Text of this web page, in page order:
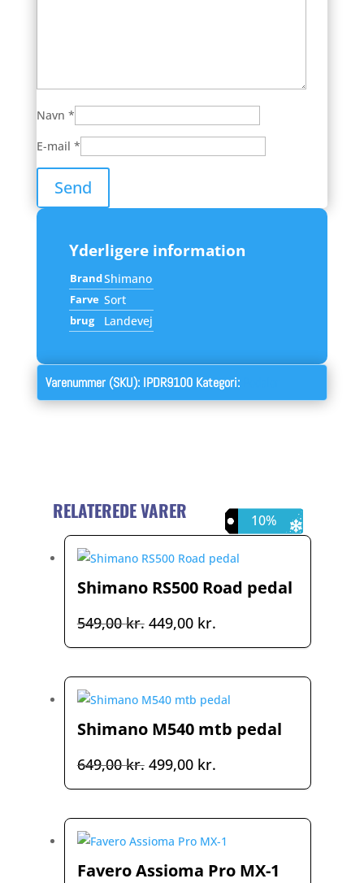
Navn *
E-mail *
Yderligere information
BrandShimano
Farve Sort
brug Landevej
Varenummer (SKU): IPDR9100 Kategori:
RELATEREDE VARER 18%
Shimano RS500 Road pedal
549,00kr. Den
oprindelige
549,00 kr..
449,00 kr.Den
aktuelle
449,00 kr..
23%
Shimano M540 mtb pedal
649,00kr. Den
oprindelige
649,00 kr..
499,00 kr.Den
aktuelle
499,00 kr..
10%
Favero Assioma Pro MX-1